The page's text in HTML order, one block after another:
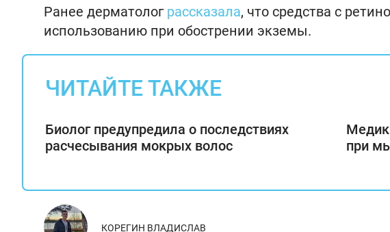
Ранее дерматолог рассказала, что средства с
использованию при обострении экземы.
ЧИТАЙТЕ ТАКЖЕ
Биолог предупредила о последствиях
расчесывания мокрых волос
Медик
при
КОРЕГИН ВЛАДИСЛАВ